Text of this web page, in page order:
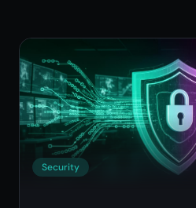
Security